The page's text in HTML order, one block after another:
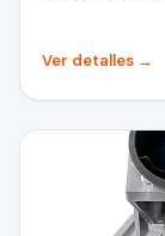
Ver detalles →